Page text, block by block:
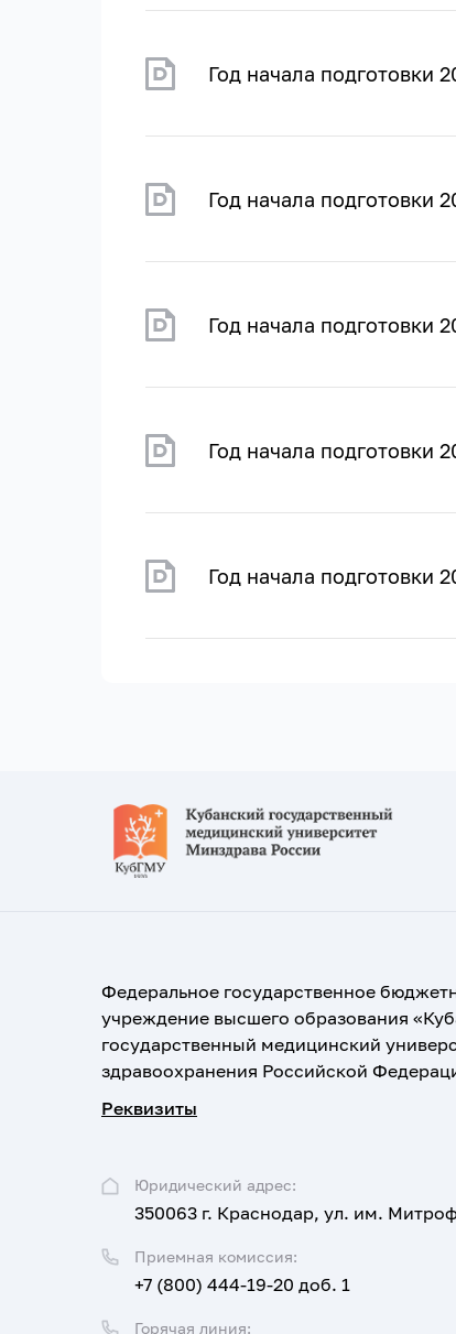
Год начала подготовки
Год начала подготовки
Год начала подготовки
Год начала подготовки
Год начала подготовки
Федеральное государственное
учреждение высшего образования
государственный медицинский
здравоохранения Российской
Реквизиты
Юридический адрес:
350063 г. Краснодар, ул. им.
Приемная комиссия:
+7 (800) 444-19-20 доб. 1
Горячая линия: